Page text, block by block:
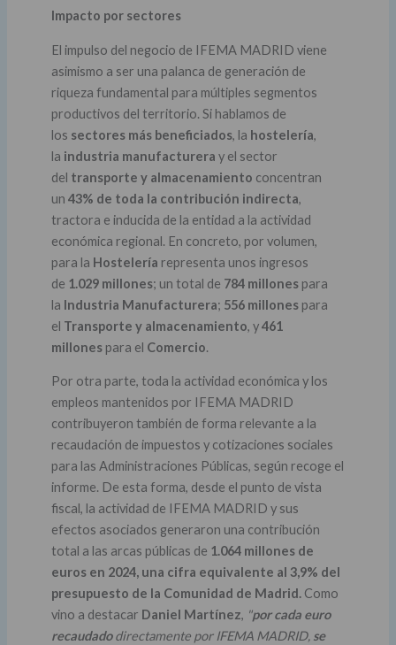
Impacto por sectores
El impulso del negocio de IFEMA MADRID viene
asimismo a ser una palanca de generación de
riqueza fundamental para múltiples segmentos
productivos del territorio. Si hablamos de
los sectores más beneficiados, la hostelería,
la industria manufacturera y el sector
del transporte y almacenamiento concentran
un 43% de toda la contribución indirecta,
tractora e inducida de la entidad a la actividad
económica regional. En concreto, por volumen,
para la Hostelería representa unos ingresos
de 1.029 millones; un total de 784 millonespara
la Industria Manufacturera; 556 millonespara
el Transporte y almacenamiento, y461
millonespara el Comercio.
Por otra parte, toda la actividad económica y los
empleos mantenidos por IFEMA MADRID
contribuyeron también de forma relevante a la
recaudación de impuestos y cotizaciones sociales
para las Administraciones Públicas, según recoge el
informe. De esta forma, desde el punto de vista
fiscal, la actividad de IFEMA MADRID y sus
efectos asociados generaron una contribución
total a las arcas públicas de 1.064 millones de
euros en 2024, una cifra equivalente al 3,9% del
presupuesto de la Comunidad de Madrid.Como
vino a destacar Daniel Martínez, "por cada euro
recaudadodirectamente por IFEMA MADRID, se